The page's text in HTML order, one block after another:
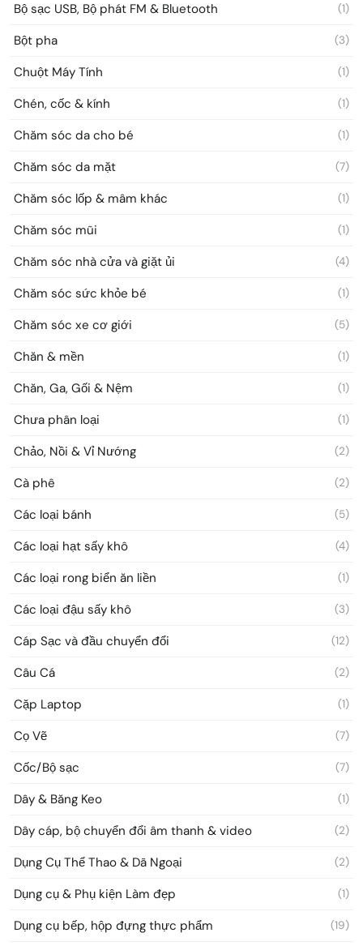
Bộ sạc USB, Bộ phát FM & Bluetooth (1)
Bột pha (3)
Chuột Máy Tính (1)
Chén, cốc & kính (1)
Chăm sóc da cho bé (1)
Chăm sóc da mặt (7)
Chăm sóc lốp & mâm khác (1)
Chăm sóc mũi (1)
Chăm sóc nhà cửa và giặt ủi (4)
Chăm sóc sức khỏe bé (1)
Chăm sóc xe cơ giới (5)
Chăn & mền (1)
Chăn, Ga, Gối & Nệm (1)
Chưa phân loại (1)
Chảo, Nồi & Vỉ Nướng (2)
Cà phê (2)
Các loại bánh (5)
Các loại hạt sấy khô (4)
Các loại rong biển ăn liền (1)
Các loại đậu sấy khô (3)
Cáp Sạc và đầu chuyển đổi (12)
Câu Cá (2)
Cặp Laptop (1)
Cọ Vẽ (7)
Cốc/Bộ sạc (7)
Dây & Băng Keo (1)
Dây cáp, bộ chuyển đổi âm thanh & video (2)
Dụng Cụ Thể Thao & Dã Ngoại (2)
Dụng cụ & Phụ kiện Làm đẹp (1)
Dụng cụ bếp, hộp đựng thực phẩm (19)